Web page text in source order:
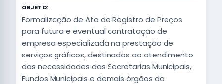
OBJETO:
Formalização de Ata de Registro de Preços
para futura e eventual contratação de
empresa especializada na prestação de
serviços gráficos, destinados ao atendimento
das necessidades das Secretarias Municipais,
Fundos Municipais e demais órgãos da